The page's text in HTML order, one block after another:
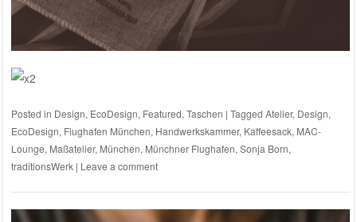
Posted in Design, EcoDesign, Featured, Taschen | Tagged Atelier, Design,
EcoDesign, Flughafen München, Handwerkskammer, Kaffeesack, MAC-
Lounge, Maßatelier, München, Münchner Flughafen, Sonja Born,
traditionsWerk | Leave a comment